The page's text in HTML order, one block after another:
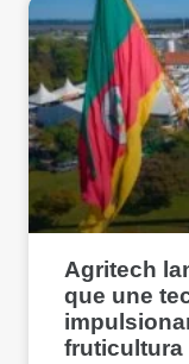
Agritech
que une
fruticultura